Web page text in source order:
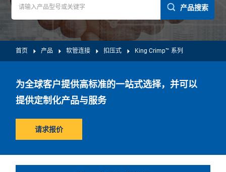
产品搜索
首页 产品 软管连接 扣压式 King Crimp™ 系列
为全球客户提供高标准的一站式选择，并可以
提供定制化产品与服务
请求报价